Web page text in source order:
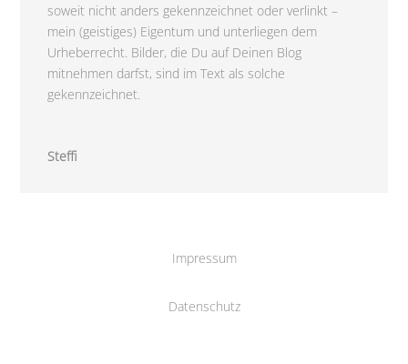
soweit nicht anders gekennzeichnet oder verlinkt –
mein (geistiges) Eigentum und unterliegen dem
Urheberrecht. Bilder, die Du auf Deinen Blog
mitnehmen darfst, sind im Text als solche
gekennzeichnet.
Steffi
Impressum
Datenschutz